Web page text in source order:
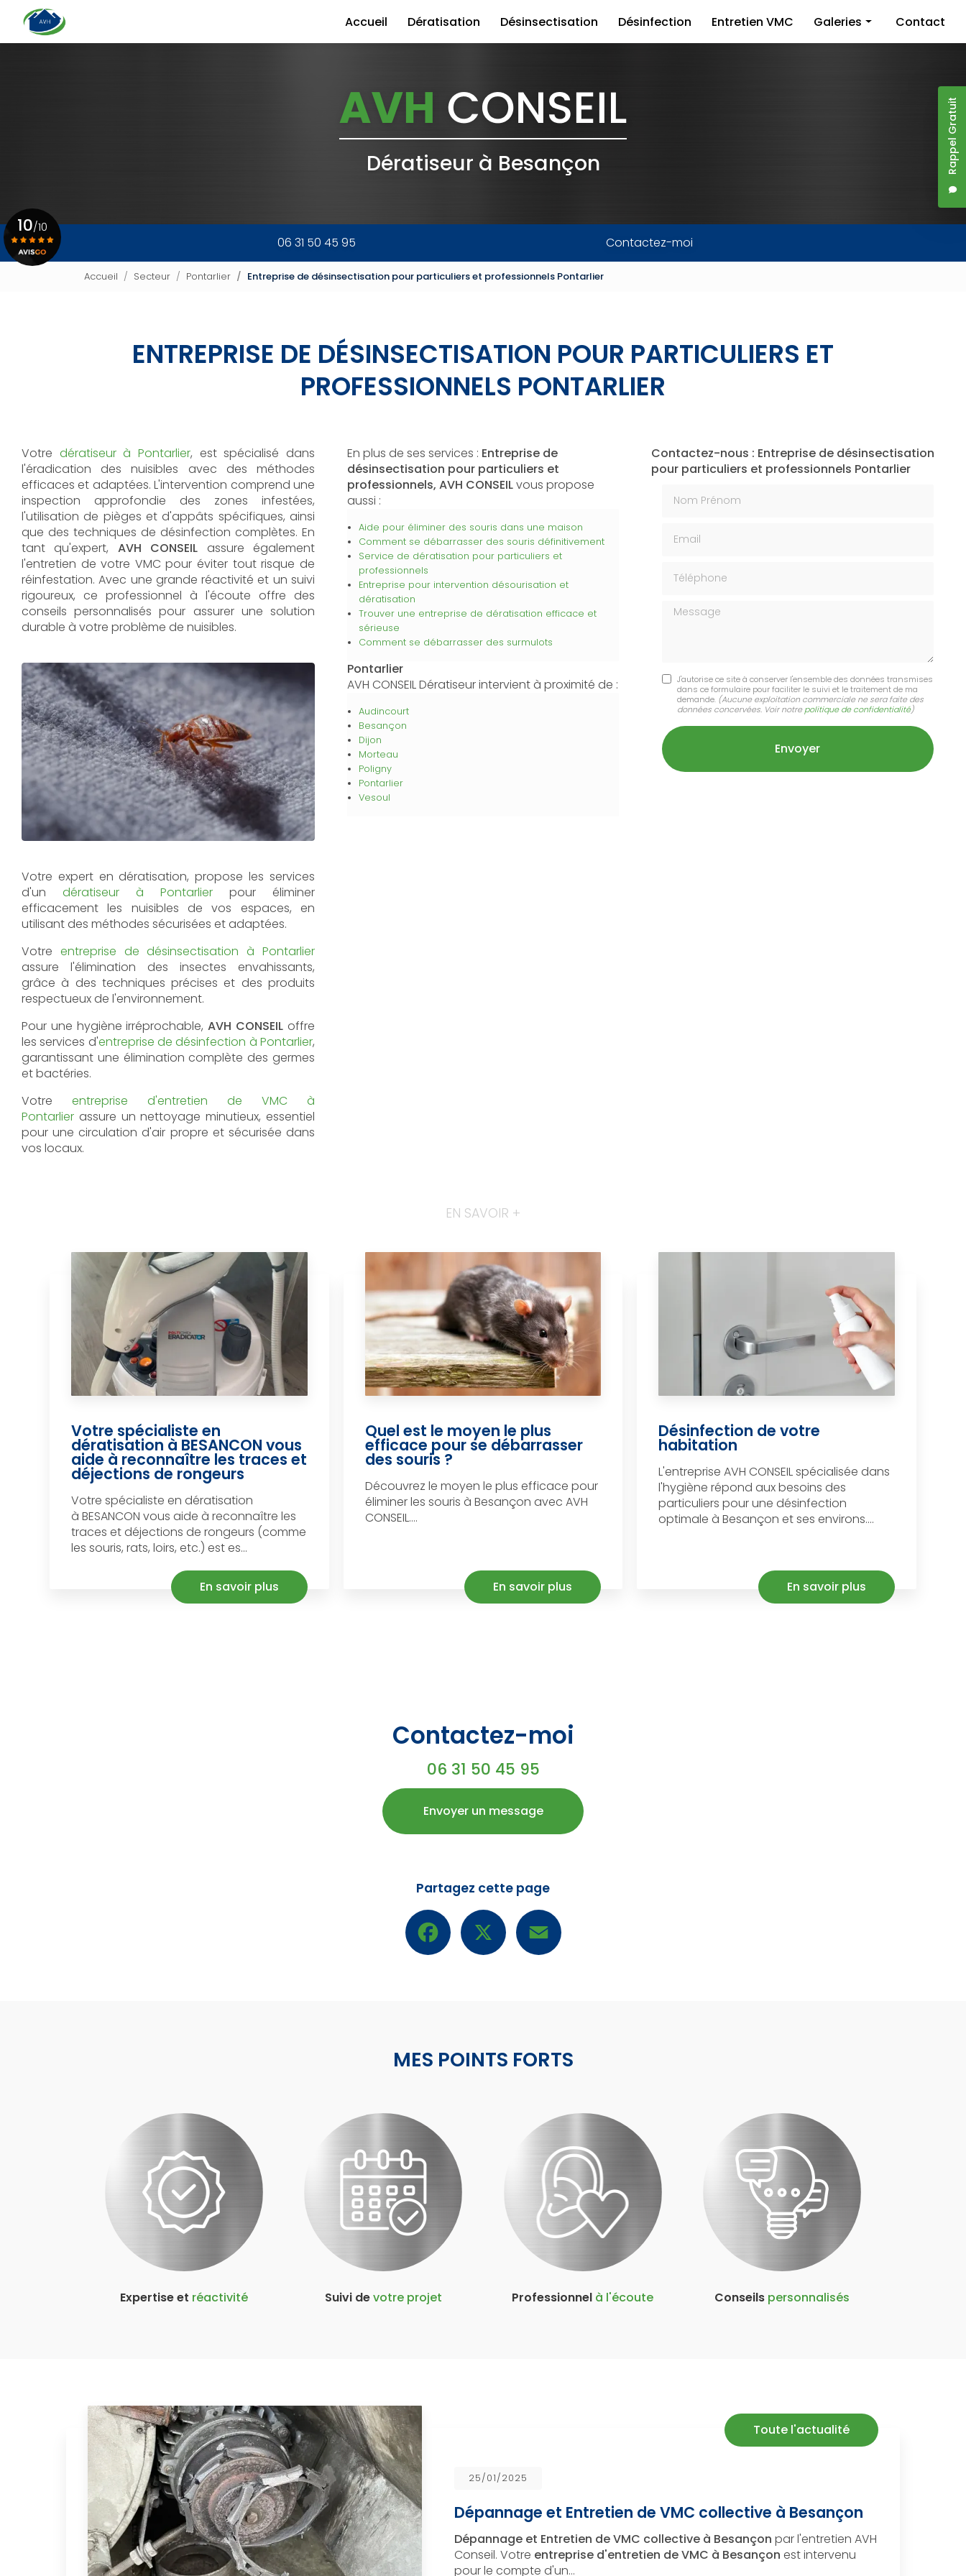
contenu
Rappel Gratuit
Accueil
Dératisation Désinsectisation Désinfection Entretien VMC Galeries Contact
Dératiseur à Besançon
06 31 50 45 95 Contactez-moi
10/10
Accueil Secteur Pontarlier Entreprise de désinsectisation pour particuliers et professionnels Pontarlier
ENTREPRISE DE DÉSINSECTISATION POUR PARTICULIERS ET
PROFESSIONNELS PONTARLIER
Votre dératiseur à Pontarlier, est spécialisé dans
l'éradication des nuisibles avec des méthodes
efficaces et adaptées. L'intervention comprend une
inspection approfondie des zones infestées,
l'utilisation de pièges et d'appâts spécifiques, ainsi
que des techniques de désinfection complètes. En
tant qu'expert, AVH CONSEIL assure également
l'entretien de votre VMC pour éviter tout risque de
réinfestation. Avec une grande réactivité et un suivi
rigoureux, ce professionnel à l'écoute offre des
conseils personnalisés pour assurer une solution
durable à votre problème de nuisibles.
Votre expert en dératisation, propose les services
d'un dératiseur à Pontarlier pour éliminer
efficacement les nuisibles de vos espaces, en
utilisant des méthodes sécurisées et adaptées.
Votre entreprise de désinsectisation à Pontarlier
assure l'élimination des insectes envahissants,
grâce à des techniques précises et des produits
respectueux de l'environnement.
Pour une hygiène irréprochable,AVH CONSEIL offre
les services d'entreprise de désinfection à Pontarlier,
garantissant une élimination complète des germes
et bactéries.
Votre entreprise d'entretien de VMC à
Pontarlier assure un nettoyage minutieux, essentiel
pour une circulation d'air propre et sécurisée dans
vos locaux.
En plus de ses services : Entreprise de
désinsectisation pour particuliers et
professionnels, AVH CONSEILvous propose
aussi :
Aide pour éliminer des souris dans une maison
Comment se débarrasser des souris définitivement
Service de dératisation pour particuliers et
professionnels
Entreprise pour intervention désourisation et
dératisation
Trouver une entreprise de dératisation efficace et
sérieuse
Comment se débarrasser des surmulots
Pontarlier
AVH CONSEIL Dératiseur intervient à proximité de :
Audincourt
Besançon
Dijon
Morteau
Poligny
Pontarlier
Vesoul
Contactez-nous : Entreprise de désinsectisation
pour particuliers et professionnels Pontarlier
Message
J'autorise ce site à conserver l'ensemble des données transmises
dans ce formulaire pour faciliter le suivi et le traitement de ma
demande. (Aucune exploitation commerciale ne sera faite des
données concervées. Voir notre politique de confidentialité)
EN SAVOIR +
Votre spécialiste en
dératisation à BESANCON vous
aide à reconnaître les traces et
déjections de rongeurs
Votre spécialiste en dératisation
à BESANCON vous aide à reconnaître les
traces et déjections de rongeurs (comme
les souris, rats, loirs, etc.) est es...
En savoir plus
Quel est le moyen le plus
efficace pour se débarrasser
des souris ?
Découvrez le moyen le plus efficace pour
éliminer les souris à Besançon avec AVH
CONSEIL....
En savoir plus
Désinfection de votre
habitation
L'entreprise AVH CONSEIL spécialisée dans
l'hygiène répond aux besoins des
particuliers pour une désinfection
optimale à Besançon et ses environs....
En savoir plus
Contactez-moi
06 31 50 45 95
Envoyer un message
Partagez cette page
Facebook
MES POINTS FORTS
Expertise et réactivité Suivi devotre projet Professionnel à l'écoute Conseils personnalisés
25/01/2025
Dépannage et Entretien de VMC collective à Besançon
Dépannage et Entretien de VMC collective à Besançon par l'entretien AVH
Conseil. Votre entreprise d'entretien de VMC à Besançon est intervenu
pour le compte d'un…
Toute l'actualité